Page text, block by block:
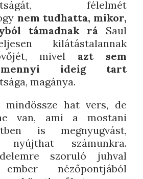
félelmét
nem tudhatta, mikor,
támadnak rá Saul
kilátástalannak
mivel azt sem
ideig tart
magánya.
hat vers, de
van, ami a mostani
is megnyugvást,
nyújthat számunkra.
szoruló juhval
nézőpontjából